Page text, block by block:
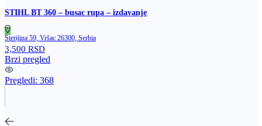
STIHL BT 360 – busac rupa – izdavanje
Sterijina 59, Vršac 26300, Serbia
3,500 RSD
Brzi pregled
Pregledi: 368